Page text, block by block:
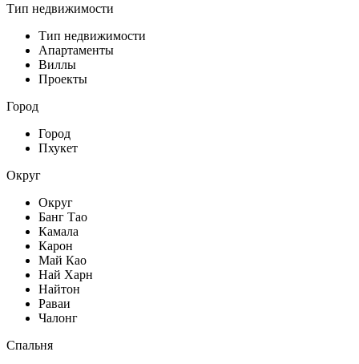
Тип недвижимости
Тип недвижимости
Апартаменты
Виллы
Проекты
Город
Город
Пхукет
Округ
Округ
Банг Тао
Камала
Карон
Май Као
Най Харн
Найтон
Раваи
Чалонг
Спальня